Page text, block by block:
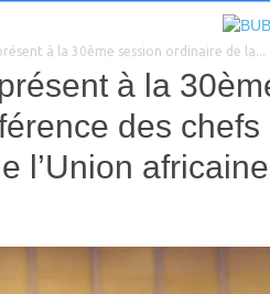
à la 30ème session ordinaire de la...
à la
des chefs
l’Union